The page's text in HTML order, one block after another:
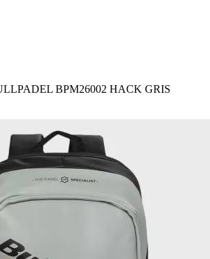
BPM26002 HACK GRIS